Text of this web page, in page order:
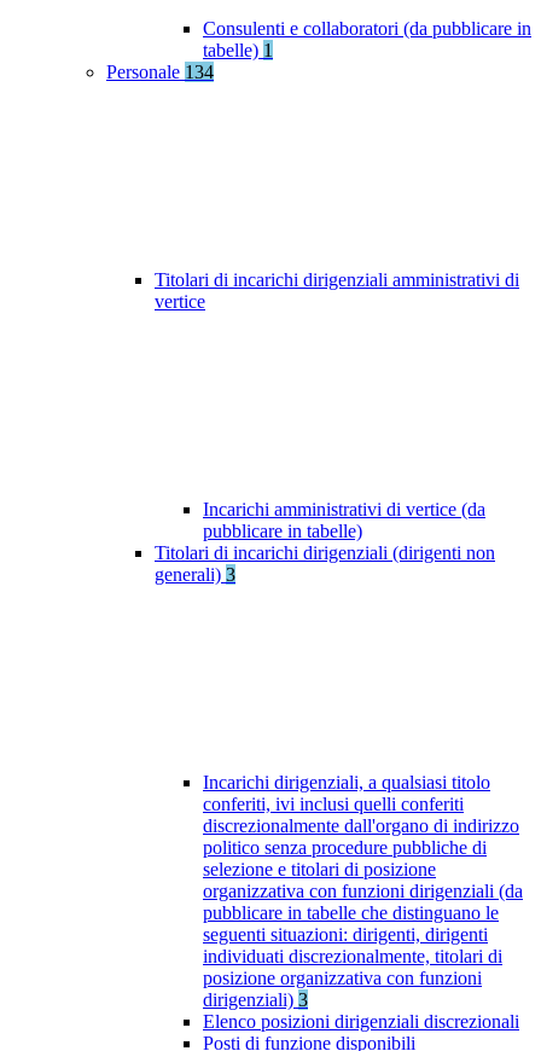
Consulenti e collaboratori (da pubblicare in
tabelle) 1
Personale 134
Titolari di incarichi dirigenziali amministrativi di
vertice
Incarichi amministrativi di vertice (da
pubblicare in tabelle)
Titolari di incarichi dirigenziali (dirigenti non
generali) 3
Incarichi dirigenziali, a qualsiasi titolo
conferiti, ivi inclusi quelli conferiti
discrezionalmente dall'organo di indirizzo
politico senza procedure pubbliche di
selezione e titolari di posizione
organizzativa con funzioni dirigenziali (da
pubblicare in tabelle che distinguano le
seguenti situazioni: dirigenti, dirigenti
individuati discrezionalmente, titolari di
posizione organizzativa con funzioni
dirigenziali) 3
Elenco posizioni dirigenziali discrezionali
Posti di funzione disponibili